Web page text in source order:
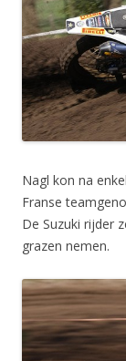
Nagl kon na
Franse
De Suzuki rijder
grazen nemen.